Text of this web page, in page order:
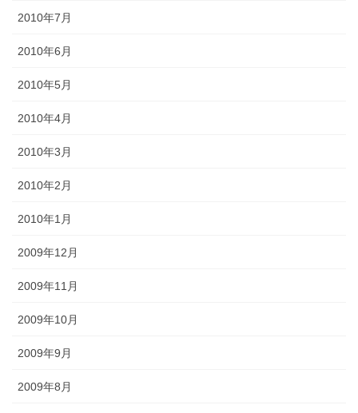
2010年7月
2010年6月
2010年5月
2010年4月
2010年3月
2010年2月
2010年1月
2009年12月
2009年11月
2009年10月
2009年9月
2009年8月